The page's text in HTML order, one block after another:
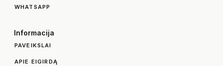
WHATSAPP
Informacija
PAVEIKSLAI
APIE EIGIRDĄ